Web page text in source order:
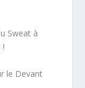
Sweat à
!
le Devant